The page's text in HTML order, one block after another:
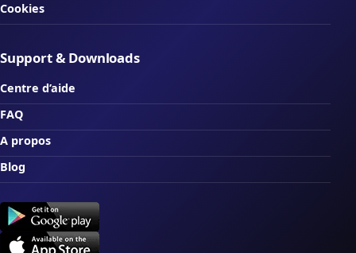
Cookies
Support & Downloads
Centre d’aide
FAQ
A propos
Blog